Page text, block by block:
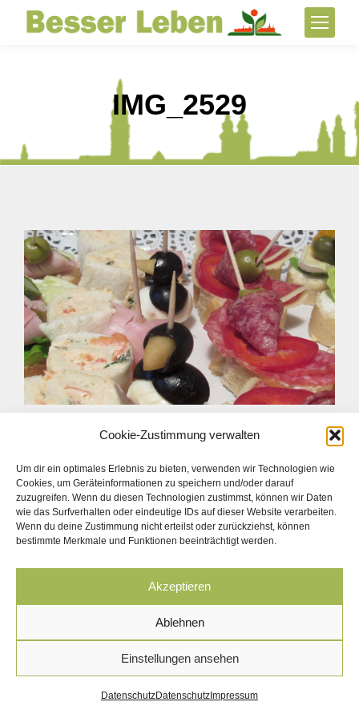
Cookie-Zustimmung verwalten
Um dir ein optimales Erlebnis zu bieten, verwenden wir Technologien wie
Cookies, um Geräteinformationen zu speichern und/oder darauf
zuzugreifen. Wenn du diesen Technologien zustimmst, können wir Daten
wie das Surfverhalten oder eindeutige IDs auf dieser Website verarbeiten.
Wenn du deine Zustimmung nicht erteilst oder zurückziehst, können
bestimmte Merkmale und Funktionen beeinträchtigt werden.
Akzeptieren
Ablehnen
Einstellungen ansehen
DatenschutzDatenschutz Impressum
IMG_2529
© Besser Leben - Linz
Impressum|Datenschutz